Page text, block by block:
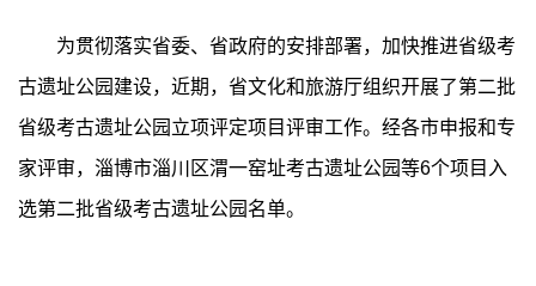
为贯彻落实省委、省政府的安排部署，加快推进省级考
古遗址公园建设，近期，省文化和旅游厅组织开展了第二批
省级考古遗址公园立项评定项目评审工作。经各市申报和专
家评审，淄博市淄川区渭一窑址考古遗址公园等6个项目入
选第二批省级考古遗址公园名单。